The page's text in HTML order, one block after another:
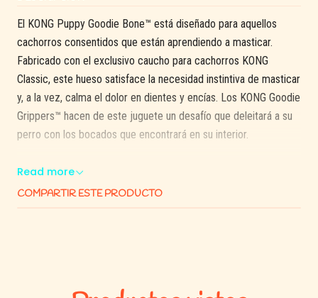
El KONG Puppy Goodie Bone™ está diseñado para aquellos
cachorros consentidos que están aprendiendo a masticar.
Fabricado con el exclusivo caucho para cachorros KONG
Classic, este hueso satisface la necesidad instintiva de masticar
y, a la vez, calma el dolor en dientes y encías. Los KONG Goodie
Grippers™ hacen de este juguete un desafío que deleitará a su
perro con los bocados que encontrará en su interior.
¿Quiere prolongar las sesiones de masticación?
Rellenalas con snack, mantequilla de maní y atrae más su
Read more
COMPARTIR ESTE PRODUCTO